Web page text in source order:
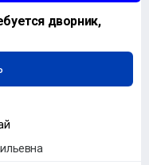
дворник,